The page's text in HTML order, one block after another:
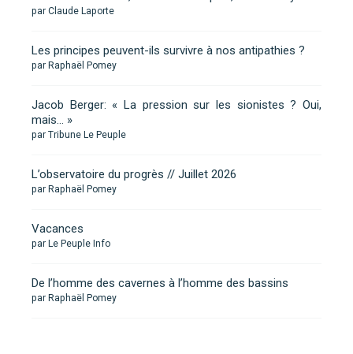
par Claude Laporte
Les principes peuvent-ils survivre à nos antipathies ?
par Raphaël Pomey
Jacob Berger: « La pression sur les sionistes ? Oui,
mais… »
par Tribune Le Peuple
L’observatoire du progrès // Juillet 2026
par Raphaël Pomey
Vacances
par Le Peuple Info
De l’homme des cavernes à l’homme des bassins
par Raphaël Pomey